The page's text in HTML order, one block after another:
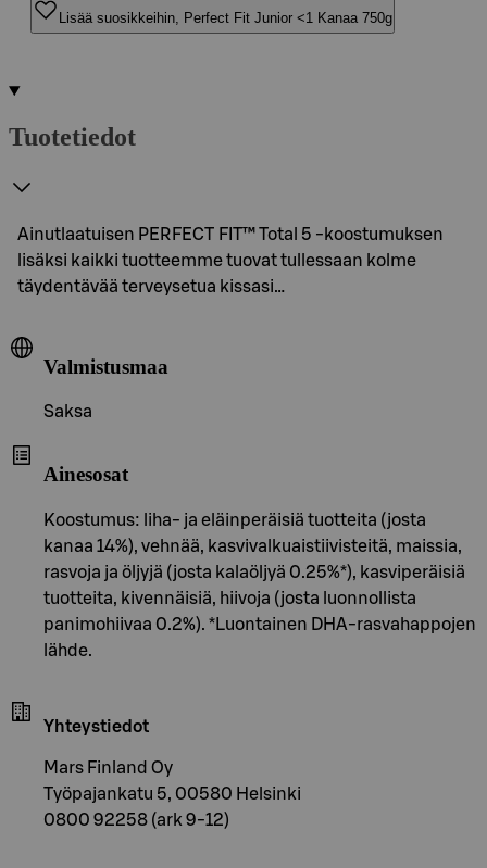
Lisää suosikkeihin, Perfect Fit Junior <1 Kanaa 750g
Tuotetiedot
Ainutlaatuisen PERFECT FIT™ Total 5 -koostumuksen
lisäksi kaikki tuotteemme tuovat tullessaan kolme
täydentävää terveysetua kissasi…
Valmistusmaa
Saksa
Ainesosat
Koostumus: liha- ja eläinperäisiä tuotteita (josta
kanaa 14%), vehnää, kasvivalkuaistiivisteitä, maissia,
rasvoja ja öljyjä (josta kalaöljyä 0.25%*), kasviperäisiä
tuotteita, kivennäisiä, hiivoja (josta luonnollista
panimohiivaa 0.2%). *Luontainen DHA-rasvahappojen
lähde.
Yhteystiedot
Mars Finland Oy
Työpajankatu 5, 00580 Helsinki
0800 92258 (ark 9-12)